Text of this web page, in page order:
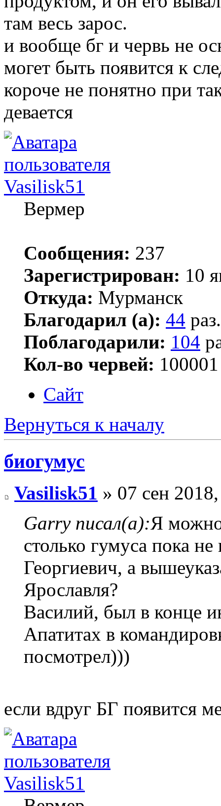
там весь зарос.
и вообще бг и червь не
могет быть появится к
короче не понятно при
девается
Vasilisk51
Вермер
Сообщения: 237
Зарегистрирован: 10
Откуда: Мурманск
Благодарил (а): 44 раз.
Поблагодарили: 104
Кол-во червей: 100001
Сайт
Вернуться к началу
биогумус
Vasilisk51 » 07 сен
Garry писал(а):Я можно
столько гумуса пока
Георгиевич, а
Ярославля?
Василий, был в конце
Апатитах в
посмотрел)))
если вдруг БГ появится
Vasilisk51